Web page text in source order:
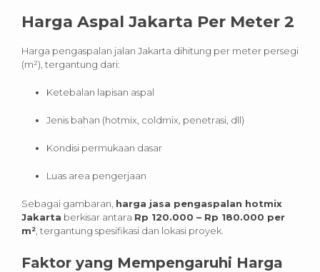
Harga Aspal Jakarta Per Meter 2
Harga pengaspalan jalan Jakarta dihitung per meter persegi
(m²), tergantung dari:
Ketebalan lapisan aspal
Jenis bahan (hotmix, coldmix, penetrasi, dll)
Kondisi permukaan dasar
Luas area pengerjaan
Sebagai gambaran, harga jasa pengaspalan hotmix
Jakarta berkisar antara Rp 120.000 – Rp 180.000 per
m² , tergantung spesifikasi dan lokasi proyek.
Faktor yang Mempengaruhi Harga